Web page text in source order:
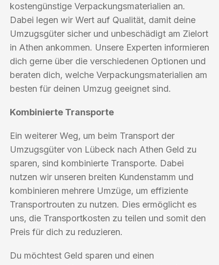
kostengünstige Verpackungsmaterialien an.
Dabei legen wir Wert auf Qualität, damit deine
Umzugsgüter sicher und unbeschädigt am Zielort
in Athen ankommen. Unsere Experten informieren
dich gerne über die verschiedenen Optionen und
beraten dich, welche Verpackungsmaterialien am
besten für deinen Umzug geeignet sind.
Kombinierte Transporte
Ein weiterer Weg, um beim Transport der
Umzugsgüter von Lübeck nach Athen Geld zu
sparen, sind kombinierte Transporte. Dabei
nutzen wir unseren breiten Kundenstamm und
kombinieren mehrere Umzüge, um effiziente
Transportrouten zu nutzen. Dies ermöglicht es
uns, die Transportkosten zu teilen und somit den
Preis für dich zu reduzieren.
Du möchtest Geld sparen und einen